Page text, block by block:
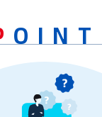
POINT